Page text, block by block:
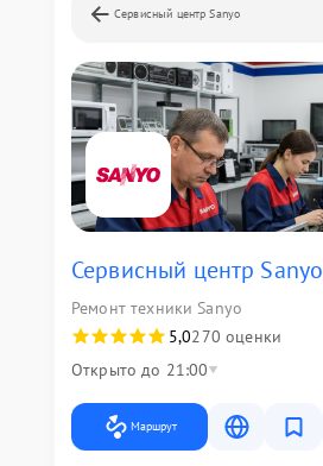
Сервисный центр Sanyo
Сервисный центр Sanyo
Ремонт техники Sanyo
5,0270 оценки
Открыто до 21:00
Маршрут